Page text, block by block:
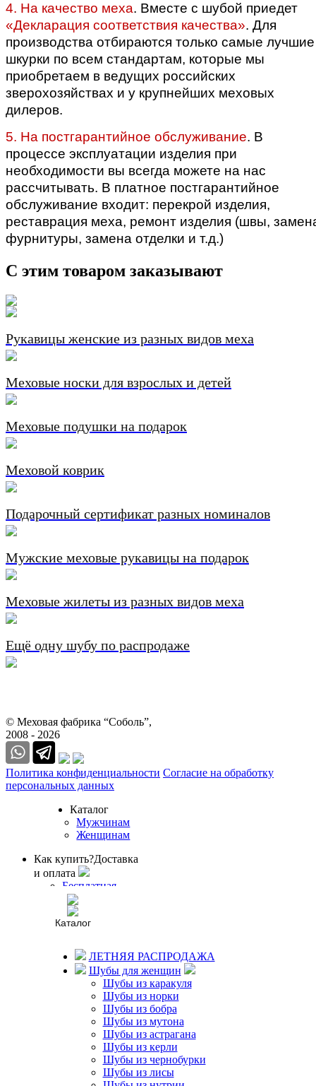
4. На качество меха. Вместе с шубой приедет
«Декларация соответствия качества». Для
производства отбираются только самые лучшие
шкурки по всем стандартам, которые мы
приобретаем в ведущих российских
зверохозяйствах и у крупнейших меховых
дилеров.
5. На постгарантийное обслуживание. В
процессе эксплуатации изделия при
необходимости вы всегда можете на нас
рассчитывать. В платное постгарантийное
обслуживание входит: перекрой изделия,
реставрация меха, ремонт изделия (швы,
фурнитуры, замена отделки и т.д.)
С этим товаром заказывают
Рукавицы женские из разных видов меха
Меховые носки для взрослых и детей
Меховые подушки на подарок
Меховой коврик
Подарочный сертификат разных номиналов
Мужские меховые рукавицы на подарок
Меховые жилеты из разных видов меха
Ещё одну шубу по распродаже
© Меховая фабрика “Соболь”,
2008 - 2026
Политика конфиденциальности Согласие на обработку
персональных данных
Каталог
Мужчинам
Женщинам
Как купить?Доставка
и оплата
Бесплатная
доставка
Рассрочка
Гарантии
О нас
О нас
Новости
фабрики
Отзывы
Статьи
Контакты
Пошив на заказ
Пошив
Услуги ателье
Каталог
ЛЕТНЯЯ РАСПРОДАЖА
Шубы для женщин
Шубы из каракуля
Шубы из норки
Шубы из бобра
Шубы из мутона
Шубы из астрагана
Шубы из керли
Шубы из чернобурки
Шубы из лисы